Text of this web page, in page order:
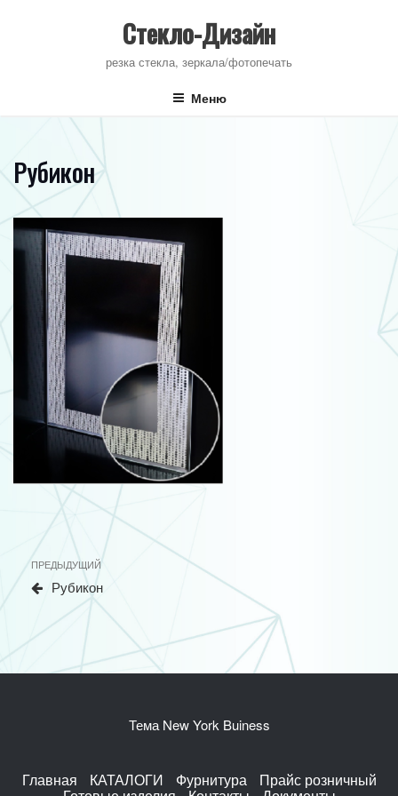
Стекло-Дизайн
резка стекла, зеркала/фотопечать
Меню
Рубикон
Навигация
по
записям
Предыдущая
запись
ПРЕДЫДУЩИЙ
Рубикон
Тема New York Buiness
Главная КАТАЛОГИ Фурнитура Прайс розничный